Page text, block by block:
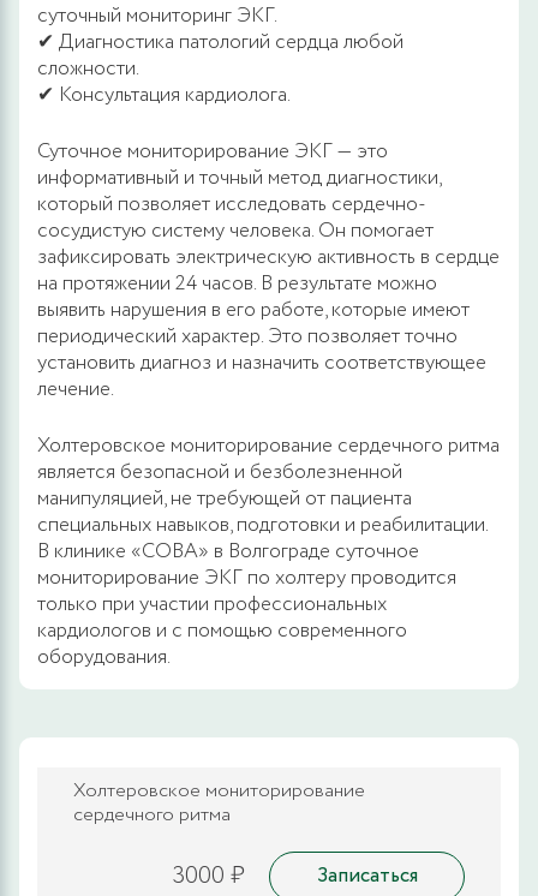
суточный мониторинг ЭКГ.
✔ Диагностика патологий сердца любой
сложности.
✔ Консультация кардиолога.
Суточное мониторирование ЭКГ — это
информативный и точный метод диагностики,
который позволяет исследовать сердечно-
сосудистую систему человека. Он помогает
зафиксировать электрическую активность в сердце
на протяжении 24 часов. В результате можно
выявить нарушения в его работе, которые имеют
периодический характер. Это позволяет точно
установить диагноз и назначить соответствующее
лечение.
Холтеровское мониторирование сердечного ритма
является безопасной и безболезненной
манипуляцией, не требующей от пациента
специальных навыков, подготовки и реабилитации.
В клинике «СОВА» в Волгограде суточное
мониторирование ЭКГ по холтеру проводится
только при участии профессиональных
кардиологов и с помощью современного
оборудования.
Холтеровское мониторирование
сердечного ритма
3000 ₽ Записаться